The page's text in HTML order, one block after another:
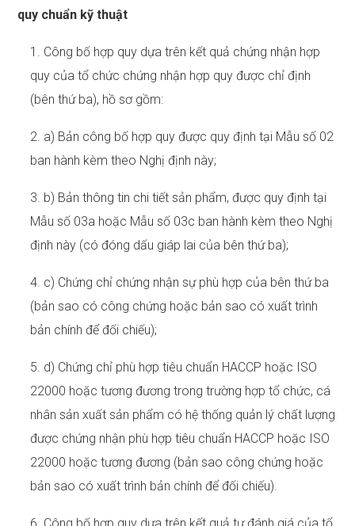
quy chuẩn kỹ thuật
1. Công bố hợp quy dựa trên kết quả chứng nhận hợp
quy của tổ chức chứng nhận hợp quy được chỉ định
(bên thứ ba), hồ sơ gồm:
2. a) Bản công bố hợp quy được quy định tại Mẫu số 02
ban hành kèm theo Nghị định này;
3. b) Bản thông tin chi tiết sản phẩm, được quy định tại
Mẫu số 03a hoặc Mẫu số 03c ban hành kèm theo Nghị
định này (có đóng dấu giáp lai của bên thứ ba);
4. c) Chứng chỉ chứng nhận sự phù hợp của bên thứ ba
(bản sao có công chứng hoặc bản sao có xuất trình
bản chính để đối chiếu);
5. d) Chứng chỉ phù hợp tiêu chuẩn HACCP hoặc ISO
22000 hoặc tương đương trong trường hợp tổ chức, cá
nhân sản xuất sản phẩm có hệ thống quản lý chất lượng
được chứng nhận phù hợp tiêu chuẩn HACCP hoặc ISO
22000 hoặc tương đương (bản sao công chứng hoặc
bản sao có xuất trình bản chính để đối chiếu).